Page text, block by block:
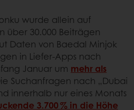
wurde allein auf
über 30.000 Beiträgen
Daten von Baedal Minjok
in Liefer-Apps nach
Januar um mehr als
Suchanfragen nach „Dubai
innerhalb nur eines Monats
3.700 % in die Höhe